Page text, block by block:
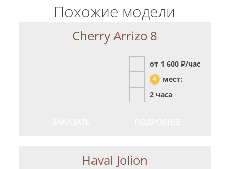
Похожие модели
Cherry Arrizo 8
от 1 600 ₽/час
4
мест:
2 часа
Haval Jolion